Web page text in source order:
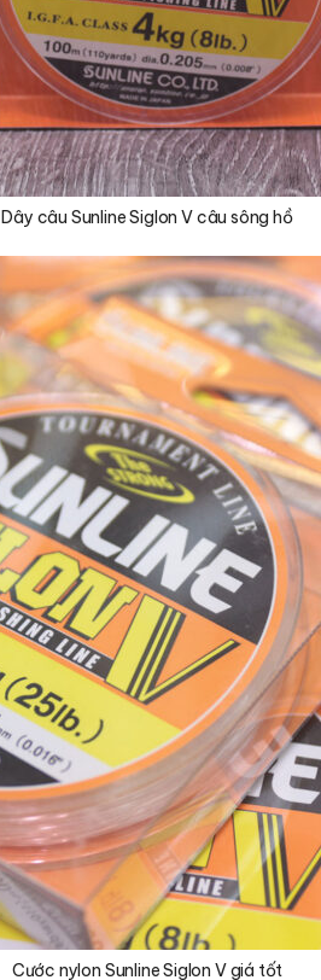
Dây câu Sunline Siglon V câu sông hồ
Cước nylon Sunline Siglon V giá tốt